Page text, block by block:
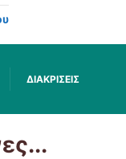
ΔΙΑΚΡΙΣΕΙΣ